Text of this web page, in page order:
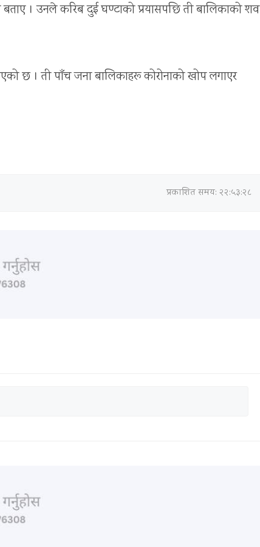
बताए । उनले करिब दुई घण्टाको प्रयासपछि ती बालिकाको शव
छ । ती पाँच जना बालिकाहरू कोरोनाको खोप लगाएर
प्रकाशित समय: २२:५३:२८